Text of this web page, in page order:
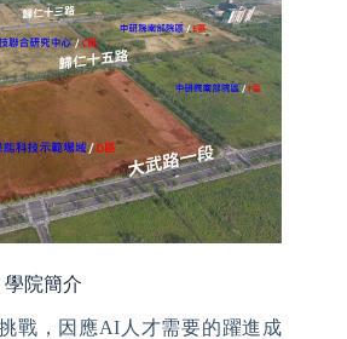
學院簡介
戰，因應AI人才需要的躍進成